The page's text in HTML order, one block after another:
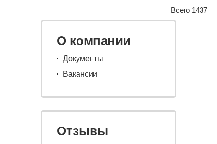
Всего 1437
О компании
Документы
Вакансии
Отзывы